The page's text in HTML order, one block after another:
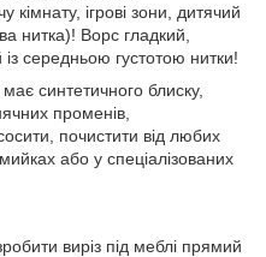
кімнату, ігрові зони, дитячий
нитка)! Ворс гладкий,
середньою густотою нитки!
синтетичного блиску,
променів,
почистити від любих
або у спеціалізованих
виріз під меблі прямий